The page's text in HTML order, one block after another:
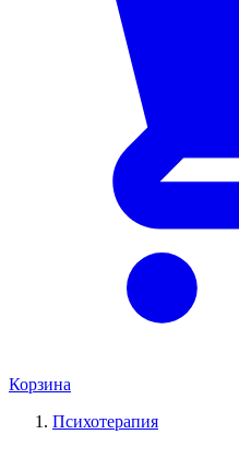
Корзина
Психотерапия